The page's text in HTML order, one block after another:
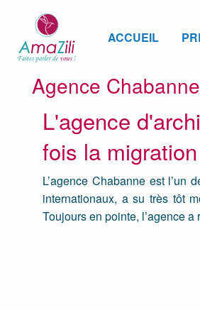
ACCUEIL
Agence
L'agence
fois la
L’agence Chabanne est l’un
internationaux, a su très tôt
Toujours en pointe, l’agence